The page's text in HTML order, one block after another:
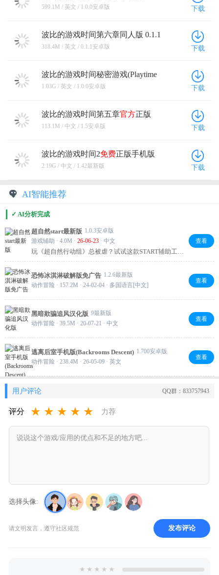
(Poppy Playtime Chapter 7) 1.0.0安卓
599.1M / 英文 / 1.0.0安卓版 下载
波比的游戏时间第六章同人版 0.1.1
安卓版
318.4M / 英文 / 0.1.1安卓版 下载
波比的游戏时间秘密游戏(Playtime
Secrets Remake) 1.0.0安卓版
1.03G / 英文 / 1.0.0安卓版 下载
波比的游戏时间第五章官方正版
2026 1.5安卓版
113.1M / 中文 / 1.5安卓版 下载
波比的游戏时间2免费正版手机版
1.42 最新版
2.19G / 中文 / 1.42最新版 下载
AI智能推荐
✓ AI分析完成
超自然start最新版 1.0.3安卓版
游戏辅助 · 4.0M · 26-06-23 · 中文
玩《超自然行动组》总被虐？试试这款START辅助工
具！智能自瞄锁定敌人弱点，全图透视让你提前掌握资
源点、怪物和玩家位置，一键挂机自动日常副本，解放
双手。安卓免Root悬浮窗设计，新手也能轻松上手，提
升效率不打扰，值得一试！
查看
恐怖冰淇淋破解版免广告 1.2.6最新版
动作冒险 · 157.2M · 24-02-04 · 多国语言[中文]
查看
黑暗欺骗追风汉化版 9最新版
动作冒险 · 39.5M · 20-07-21 · 中文
查看
逃离后室手机版(Backrooms Descent) 1.700安卓版
动作冒险 · 238.4M · 26-05-09 · 英文
查看
用户评论 QQ群：833757943
评分 ★ ★ ★ ★ ★ 力荐
选择头像:
请文明发言，遵守社区规范 发布评论
★ ★ ★ ★ ★